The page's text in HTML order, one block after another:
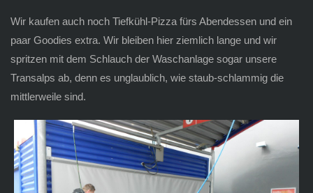
Wir kaufen auch noch Tiefkühl-Pizza fürs Abendessen und ein
paar Goodies extra. Wir bleiben hier ziemlich lange und wir
spritzen mit dem Schlauch der Waschanlage sogar unsere
Transalps ab, denn es unglaublich, wie staub-schlammig die
mittlerweile sind.